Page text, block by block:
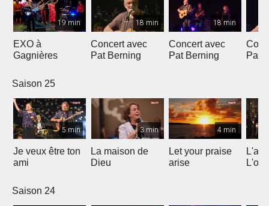
19 min
EXO à
Gagnières
18 min
Concert avec
Pat Berning
18 min
Concert avec
Pat Berning
Pat
Saison 25
5 min
Je veux être ton
ami
3 min
La maison de
Dieu
4 min
Let your praise
arise
Saison 24